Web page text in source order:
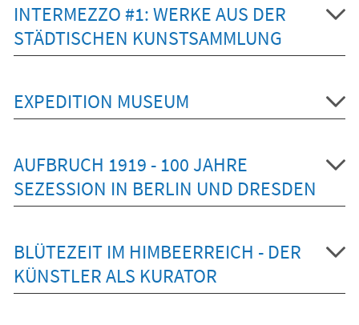
INTERMEZZO #1: WERKE AUS DER
STÄDTISCHEN KUNSTSAMMLUNG
EXPEDITION MUSEUM
AUFBRUCH 1919 - 100 JAHRE
SEZESSION IN BERLIN UND DRESDEN
BLÜTEZEIT IM HIMBEERREICH - DER
KÜNSTLER ALS KURATOR